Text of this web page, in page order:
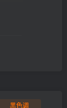
黑色调